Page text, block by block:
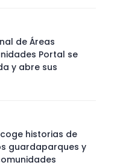
de Áreas
Portal se
y abre sus
historias de
guardaparques y